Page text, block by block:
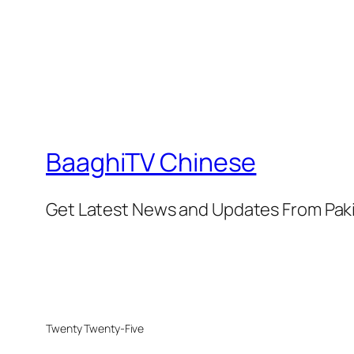
BaaghiTV Chinese
Get Latest News and Updates From
Twenty Twenty-Five